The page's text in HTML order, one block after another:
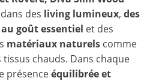
des living lumineux, des
goût essentiel et des
matériaux naturels comme
chauds. Dans chaque
présenceéquilibrée et